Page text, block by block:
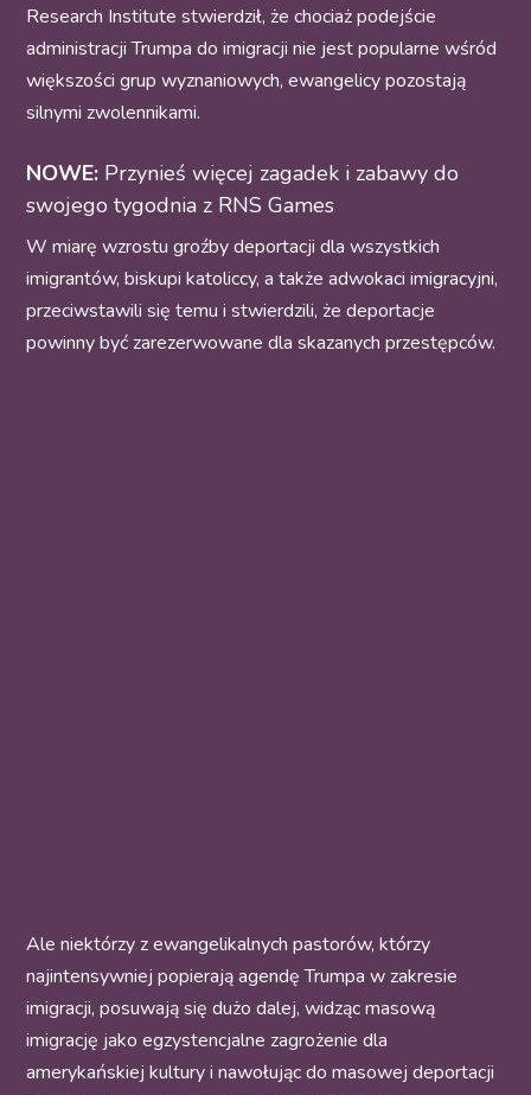
Research Institute stwierdził, że chociaż podejście
administracji Trumpa do imigracji nie jest popularne wśród
większości grup wyznaniowych, ewangelicy pozostają
silnymi zwolennikami.
NOWE: Przynieś więcej zagadek i zabawy do
swojego tygodnia z RNS Games
W miarę wzrostu groźby deportacji dla wszystkich
imigrantów, biskupi katoliccy, a także adwokaci imigracyjni,
przeciwstawili się temu i stwierdzili, że deportacje
powinny być zarezerwowane dla skazanych przestępców.
Ale niektórzy z ewangelikalnych pastorów, którzy
najintensywniej popierają agendę Trumpa w zakresie
imigracji, posuwają się dużo dalej, widząc masową
imigrację jako egzystencjalne zagrożenie dla
amerykańskiej kultury i nawołując do masowej deportacji